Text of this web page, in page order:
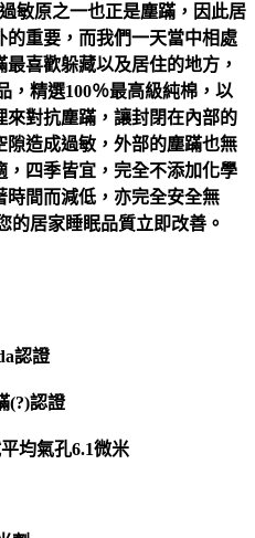
敏原之一也正是塵蹣，因此居
的重要，而我們一天當中相處
喜歡躲藏以及居住的地方，
，精選100％最高級純棉，以
來對抗塵蹣，讓封閉在內部的
隙造成過敏，外部的塵蹣也無
，四季皆宜，完全不添加化學
時間而減低，亦完全安全無
的居家睡眠品質立即改善。
認證
(?)認證
均氣孔6.1微米